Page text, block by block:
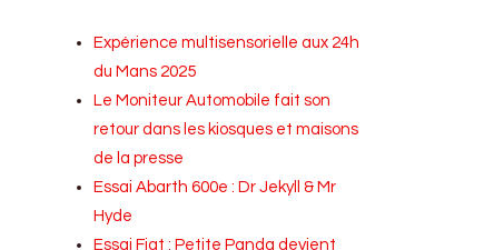
Expérience multisensorielle aux 24h
du Mans 2025
Le Moniteur Automobile fait son
retour dans les kiosques et maisons
de la presse
Essai Abarth 600e : Dr Jekyll & Mr
Hyde
Essai Fiat : Petite Panda devient